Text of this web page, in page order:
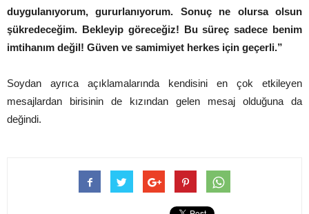
duygulanıyorum, gururlanıyorum. Sonuç ne olursa olsun
şükredeceğim. Bekleyip göreceğiz! Bu süreç sadece benim
imtihanım değil! Güven ve samimiyet herkes için geçerli.”
Soydan ayrıca açıklamalarında kendisini en çok etkileyen
mesajlardan birisinin de kızından gelen mesaj olduğuna da
değindi.